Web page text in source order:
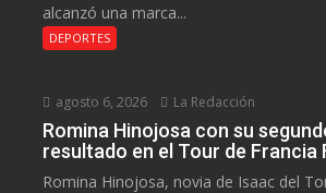
alcanzó una marca...
DEPORTES
agosto 6, 2026 La Redacción
Romina Hinojosa con su
resultado en el Tour de Francia
Romina Hinojosa, novia de Isaac del